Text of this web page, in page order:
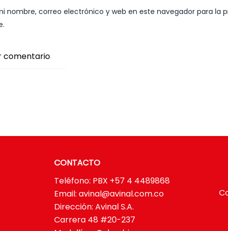
nombre, correo electrónico y web en este navegador para la
CONTACTO
Teléfono: PBX +57 4 4489868
Email:avinal@avinal.com.co
Dirección: Avinal S.A.
Carrera 48 #20-237